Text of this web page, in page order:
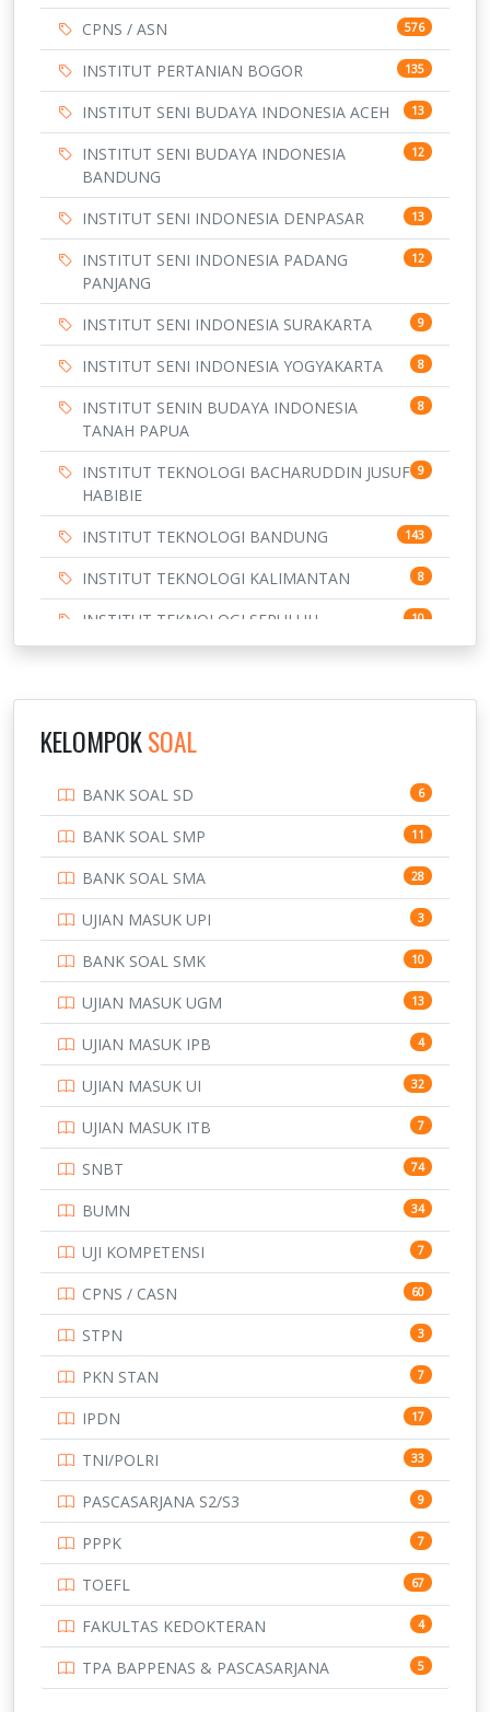
CPNS / ASN 576
INSTITUT PERTANIAN BOGOR 135
INSTITUT SENI BUDAYA INDONESIA ACEH 13
INSTITUT SENI BUDAYA INDONESIA
BANDUNG
12
INSTITUT SENI INDONESIA DENPASAR 13
INSTITUT SENI INDONESIA PADANG
PANJANG
12
INSTITUT SENI INDONESIA SURAKARTA 9
INSTITUT SENI INDONESIA YOGYAKARTA 8
INSTITUT SENIN BUDAYA INDONESIA
TANAH PAPUA
8
INSTITUT TEKNOLOGI BACHARUDDIN JUSUF
HABIBIE
9
INSTITUT TEKNOLOGI BANDUNG 143
INSTITUT TEKNOLOGI KALIMANTAN 8
INSTITUT TEKNOLOGI SEPULUH
NOVEMBER
10
3
169
7
PTDI STTD 4
133
SMA 146
SMK 231
SMP 134
STIP 2
153
345
UNIVERSITAS AIRLANGGA 15
16
15
15
14
14
UNIVERSITAS CENDRAWASIH 14
15
219
11
134
KELOMPOKSOAL
BANK SOAL SD 6
BANK SOAL SMP 11
BANK SOAL SMA 28
UJIAN MASUK UPI 3
BANK SOAL SMK 10
UJIAN MASUK UGM 13
UJIAN MASUK IPB 4
UJIAN MASUK UI 32
UJIAN MASUK ITB 7
SNBT 74
BUMN 34
UJI KOMPETENSI 7
CPNS / CASN 60
STPN 3
PKN STAN 7
IPDN 17
TNI/POLRI 33
PASCASARJANA S2/S3 9
PPPK 7
TOEFL 67
FAKULTAS KEDOKTERAN 4
TPA BAPPENAS & PASCASARJANA 5